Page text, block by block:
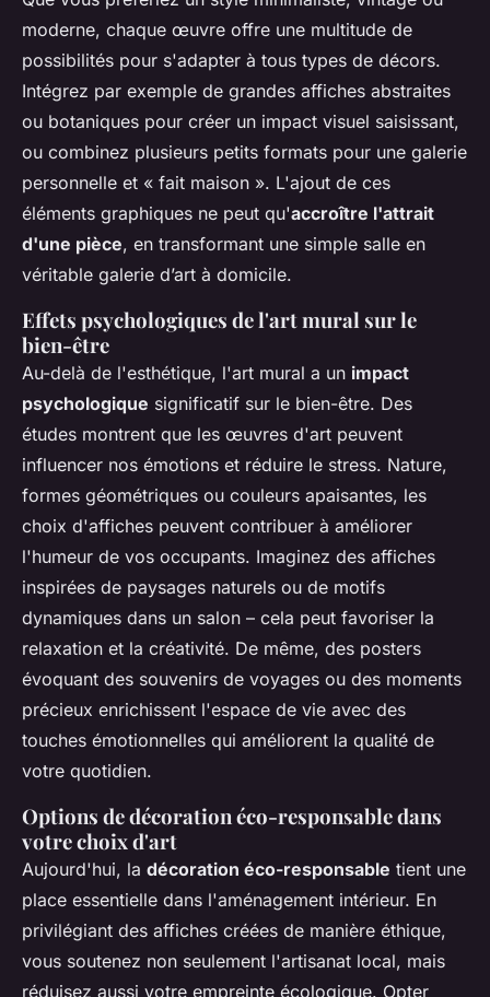
moderne, chaque œuvre offre une multitude de
possibilités pour s'adapter à tous types de décors.
Intégrez par exemple de grandes affiches abstraites
ou botaniques pour créer un impact visuel saisissant,
ou combinez plusieurs petits formats pour une galerie
personnelle et « fait maison ». L'ajout de ces
éléments graphiques ne peut qu'accroître l'attrait
d'une pièce, en transformant une simple salle en
véritable galerie d’art à domicile.
Effets psychologiques de l'art mural sur le
bien-être
Au-delà de l'esthétique, l'art mural a un impact
psychologique significatif sur le bien-être. Des
études montrent que les œuvres d'art peuvent
influencer nos émotions et réduire le stress. Nature,
formes géométriques ou couleurs apaisantes, les
choix d'affiches peuvent contribuer à améliorer
l'humeur de vos occupants. Imaginez des affiches
inspirées de paysages naturels ou de motifs
dynamiques dans un salon – cela peut favoriser la
relaxation et la créativité. De même, des posters
évoquant des souvenirs de voyages ou des moments
précieux enrichissent l'espace de vie avec des
touches émotionnelles qui améliorent la qualité de
votre quotidien.
Options de décoration éco-responsable dans
votre choix d'art
Aujourd'hui, la décoration éco-responsable tient une
place essentielle dans l'aménagement intérieur. En
privilégiant des affiches créées de manière éthique,
vous soutenez non seulement l'artisanat local, mais
réduisez aussi votre empreinte écologique. Opter